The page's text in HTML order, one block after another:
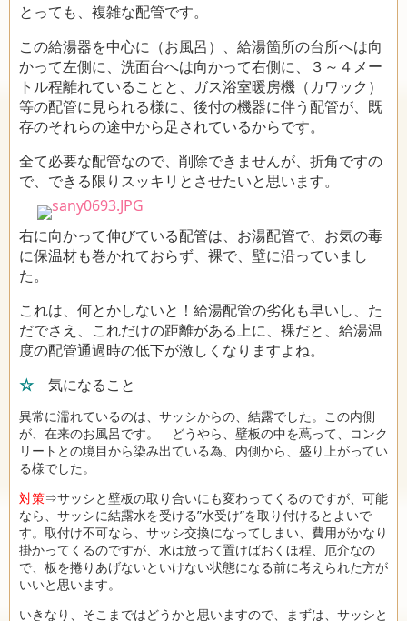
とっても、複雑な配管です。
この給湯器を中心に（お風呂）、給湯箇所の台所へは向
かって左側に、洗面台へは向かって右側に、３～４メー
トル程離れていることと、ガス浴室暖房機（カワック）
等の配管に見られる様に、後付の機器に伴う配管が、既
存のそれらの途中から足されているからです。
全て必要な配管なので、削除できませんが、折角ですの
で、できる限りスッキリとさせたいと思います。
右に向かって伸びている配管は、お湯配管で、お気の毒
に保温材も巻かれておらず、裸で、壁に沿っていまし
た。
これは、何とかしないと！給湯配管の劣化も早いし、た
だでさえ、これだけの距離がある上に、裸だと、給湯温
度の配管通過時の低下が激しくなりますよね。
☆ 気になること
異常に濡れているのは、サッシからの、結露でした。この内側
が、在来のお風呂です。 どうやら、壁板の中を蔦って、コンク
リートとの境目から染み出ている為、内側から、盛り上がってい
る様でした。
対策⇒サッシと壁板の取り合いにも変わってくるのですが、可能
なら、サッシに結露水を受ける”水受け”を取り付けるとよいで
す。取付け不可なら、サッシ交換になってしまい、費用がかなり
掛かってくるのですが、水は放って置けばおくほ程、厄介なの
で、板を捲りあげないといけない状態になる前に考えられた方が
いいと思います。
いきなり、そこまではどうかと思いますので、まずは、サッシと